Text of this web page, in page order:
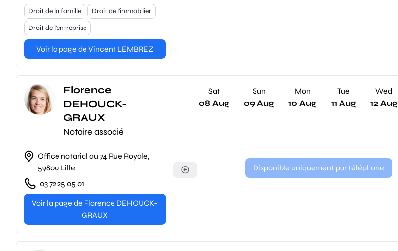
Droit de la famille
Droit de l'immobilier
Droit de l'entreprise
Voir la page de Vincent LEMBREZ
Florence
DEHOUCK-
GRAUX
Notaire associé
Office notarial au 74 Rue Royale,
59800 Lille
03 72 25 05 01
Voir la page de Florence DEHOUCK-
GRAUX
Sat
08 Aug
Sun
09 Aug
Mon
10 Aug
Tue
11 Aug
Wed
12 Aug
Disponible uniquement par téléphone